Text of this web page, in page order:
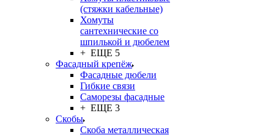
(стяжки кабельные)
Хомуты
сантехнические со
шпилькой и дюбелем
+ ЕЩЕ 5
Фасадный крепёж
Фасадные дюбели
Гибкие связи
Саморезы фасадные
+ ЕЩЕ 3
Скобы
Скоба металлическая